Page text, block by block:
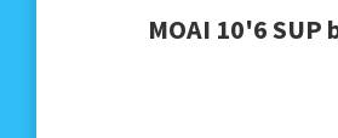
MOAI 10'6 SUP